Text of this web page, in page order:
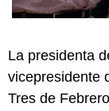
La presidenta
vicepresidente
Tres de